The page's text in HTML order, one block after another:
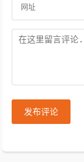
发布评论